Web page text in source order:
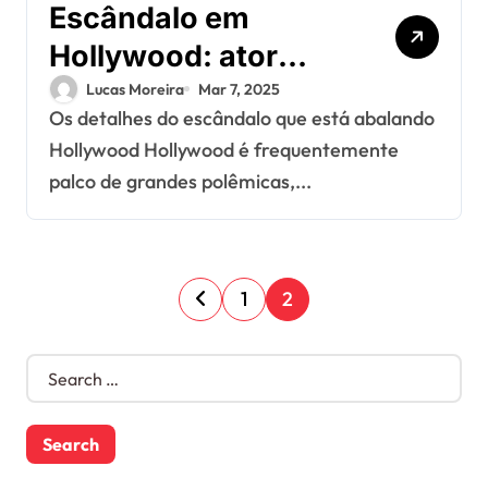
Escândalo em
Hollywood: ator
famoso é acusado
de traição e causa
polêmica!
Lucas Moreira Mar 7, 2025
Os detalhes do escândalo que está abalando
Hollywood Hollywood é frequentemente
palco de grandes polêmicas,...
P
o
1 2
S
r
c